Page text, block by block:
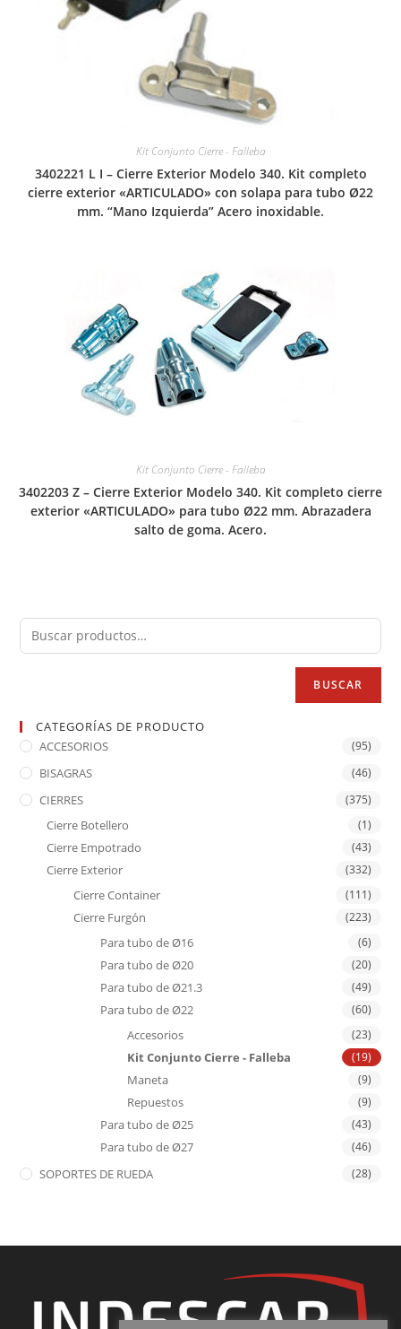
Kit Conjunto Cierre - Falleba
3402221 L I – Cierre Exterior Modelo 340. Kit completo
cierre exterior «ARTICULADO» con solapa para tubo Ø22
mm. “Mano Izquierda” Acero inoxidable.
Kit Conjunto Cierre - Falleba
3402203 Z – Cierre Exterior Modelo 340. Kit completo cierre
exterior «ARTICULADO» para tubo Ø22 mm. Abrazadera
salto de goma. Acero.
BUSCAR
CATEGORÍAS DE PRODUCTO
ACCESORIOS
(95)
BISAGRAS (46)
CIERRES (375)
Cierre Botellero (1)
Cierre Empotrado (43)
Cierre Exterior (332)
Cierre Container (111)
Cierre Furgón (223)
Para tubo de Ø16 (6)
Para tubo de Ø20 (20)
Para tubo de Ø21.3 (49)
Para tubo de Ø22 (60)
Accesorios (23)
Kit Conjunto Cierre - Falleba (19)
Maneta (9)
Repuestos (9)
Para tubo de Ø25 (43)
Para tubo de Ø27 (46)
SOPORTES DE RUEDA (28)